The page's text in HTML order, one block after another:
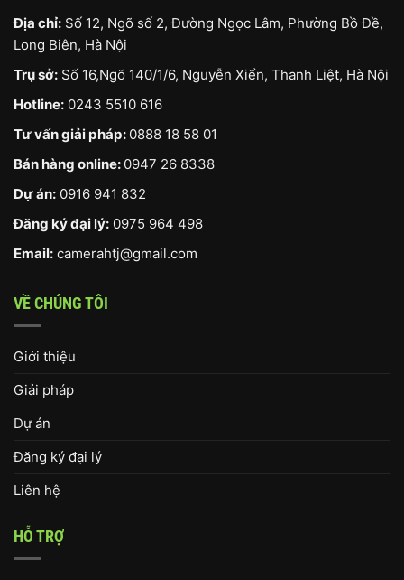
Địa chỉ: Số 12, Ngõ số 2, Đường Ngọc Lâm, Phường Bồ Đề,
Long Biên, Hà Nội
Trụ sở: Số 16,Ngõ 140/1/6, Nguyễn Xiển, Thanh Liệt, Hà Nội
Hotline: 0243 5510 616
Tư vấn giải pháp: 0888 18 58 01
Bán hàng online: 0947 26 8338
Dự án: 0916 941 832
Đăng ký đại lý: 0975 964 498
Email: camerahtj@gmail.com
VỀ CHÚNG TÔI
Giới thiệu
Giải pháp
Dự án
Đăng ký đại lý
Liên hệ
HỖ TRỢ